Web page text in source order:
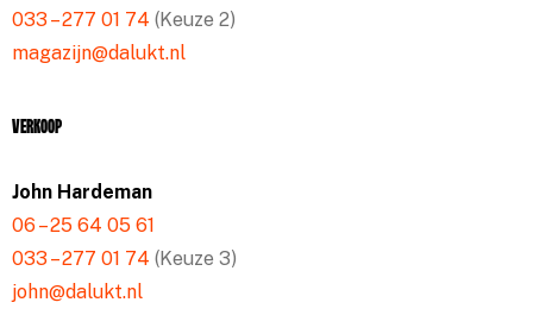
033 – 277 01 74 (Keuze 2)
magazijn@dalukt.nl
Verkoop
John Hardeman
06 – 25 64 05 61
033 – 277 01 74 (Keuze 3)
john@dalukt.nl